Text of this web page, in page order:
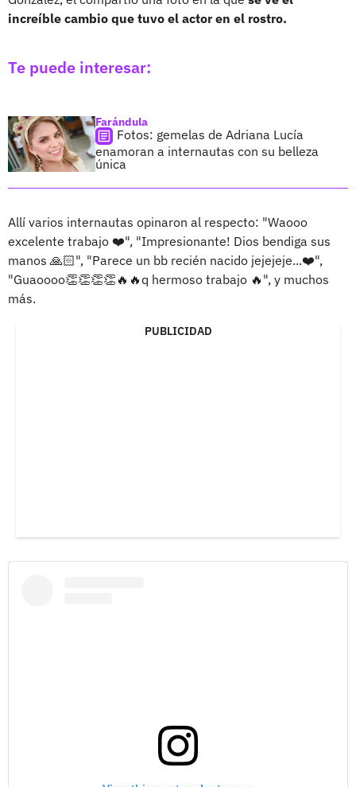
increíble cambio que tuvo el actor en el rostro.
Te puede interesar:
Farándula
Fotos: gemelas de Adriana Lucía
enamoran a internautas con su belleza
única
Allí varios internautas opinaron al respecto: "Waooo
excelente trabajo ❤️", "Impresionante! Dios bendiga sus
manos 🙏🏻", "Parece un bb recién nacido jejejeje...❤️",
"Guaoooo👏👏👏👏🔥🔥q hermoso trabajo 🔥", y muchos
más.
PUBLICIDAD